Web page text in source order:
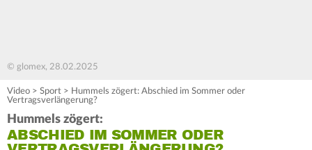
© glomex, 28.02.2025
Video > Sport > Hummels zögert: Abschied im Sommer oder
Vertragsverlängerung?
Hummels zögert:
ABSCHIED IM SOMMER ODER